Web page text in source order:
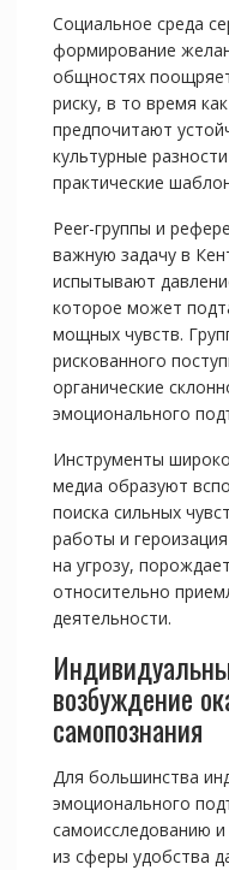
Социальное среда
формирование
общностях
риску, в то время
предпочитают
культурные
практические
Peer-группы и
важную задачу в
испытывают
которое может
мощных чувств.
рискованного
органические
эмоционального
Инструменты
медиа образуют
поиска сильных
работы и
на угрозу,
относительно
деятельности.
возбуждение
самопознания
Для большинства
эмоционального
самоисследованию
из сферы удобства